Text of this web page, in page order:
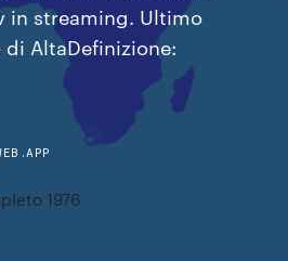
in streaming. Ultimo
AltaDefinizione:
1976